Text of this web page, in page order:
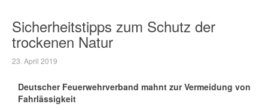
Sicherheitstipps zum Schutz der
trockenen Natur
23. April 2019
Deutscher Feuerwehrverband mahnt zur Vermeidung von
Fahrlässigkeit